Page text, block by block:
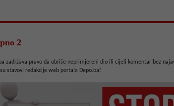
2
zadržava pravo da obriše neprimjereni dio ili cijeli komentar bez
stavovi redakcije web portala Depo.ba!